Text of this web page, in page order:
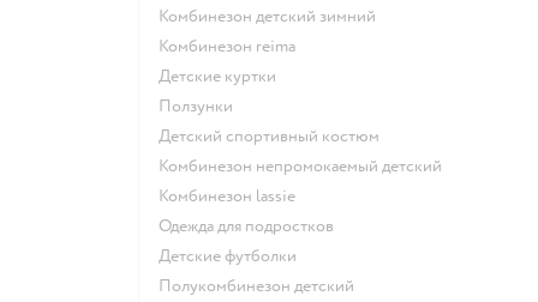
Комбинезон детский зимний
Комбинезон reima
Детские куртки
Ползунки
Детский спортивный костюм
Комбинезон непромокаемый детский
Комбинезон lassie
Одежда для подростков
Детские футболки
Полукомбинезон детский